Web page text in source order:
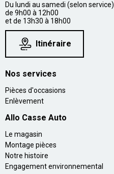
Du lundi au samedi (selon service)
de 9h00 à 12h00
et de 13h30 à 18h00
Itinéraire
Nos services
Pièces d'occasions
Enlèvement
Allo Casse Auto
Le magasin
Montage pièces
Notre histoire
Engagement environnemental